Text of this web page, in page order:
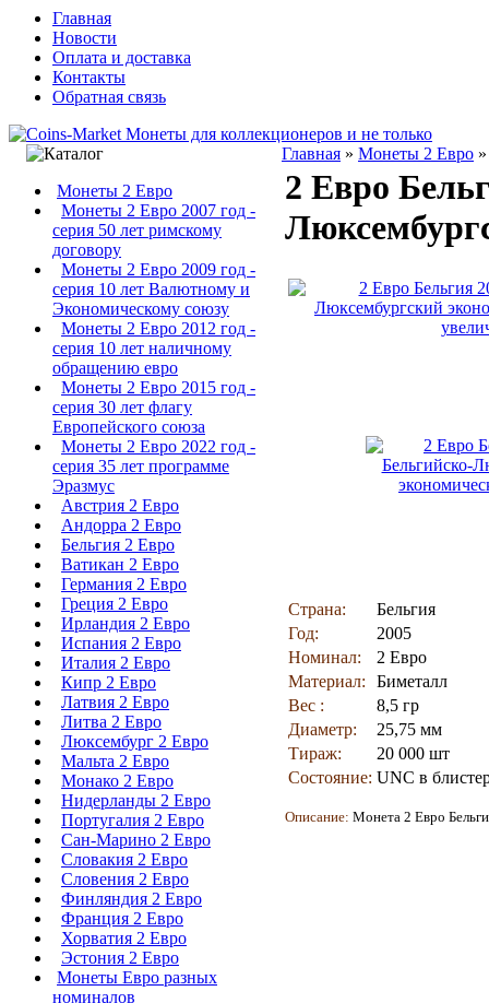
Главная
Новости
Оплата и доставка
Контакты
Обратная связь
Монеты 2 Евро
Монеты 2 Евро 2007 год -
серия 50 лет римскому
договору
Монеты 2 Евро 2009 год -
серия 10 лет Валютному и
Экономическому союзу
Монеты 2 Евро 2012 год -
серия 10 лет наличному
обращению евро
Монеты 2 Евро 2015 год -
серия 30 лет флагу
Европейского союза
Монеты 2 Евро 2022 год -
серия 35 лет программе
Эразмус
Австрия 2 Евро
Андорра 2 Евро
Бельгия 2 Евро
Ватикан 2 Евро
Германия 2 Евро
Греция 2 Евро
Ирландия 2 Евро
Испания 2 Евро
Италия 2 Евро
Кипр 2 Евро
Латвия 2 Евро
Литва 2 Евро
Люксембург 2 Евро
Мальта 2 Евро
Монако 2 Евро
Нидерланды 2 Евро
Португалия 2 Евро
Сан-Марино 2 Евро
Словакия 2 Евро
Словения 2 Евро
Финляндия 2 Евро
Франция 2 Евро
Хорватия 2 Евро
Эстония 2 Евро
Монеты Евро разных
номиналов
Главная » Монеты 2 Евро
2 Евро
Страна:
Бельгия
Год:
2005
Номинал:
2 Евро
Материал:
Биметалл
Вес :
8,5 гр
Диаметр:
25,75 мм
Тираж:
20 000 шт
Состояние: UNC в
Описание: Монета 2 Евро